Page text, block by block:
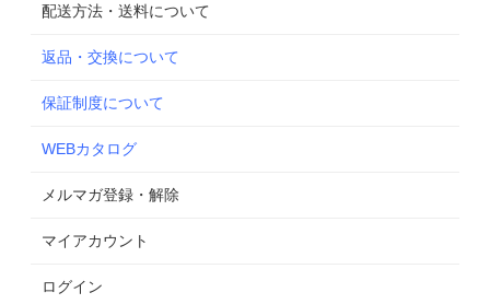
配送方法・送料について
返品・交換について
保証制度について
WEBカタログ
メルマガ登録・解除
マイアカウント
ログイン